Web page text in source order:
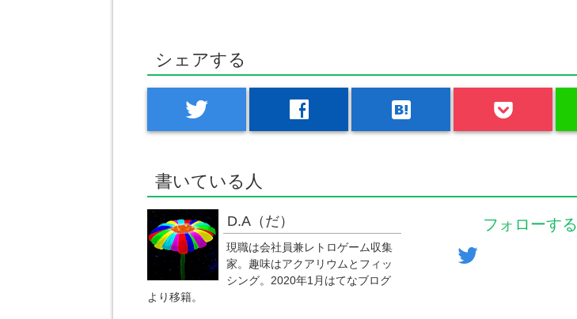
シェアする
twitter facebook hatenabookmark
書いている人
D.A（だ）
現職は会社員兼レトロゲーム収集
家。趣味はアクアリウムとフィッ
シング。2020年1月はてなブログ
より移籍。
フォローする
twitter